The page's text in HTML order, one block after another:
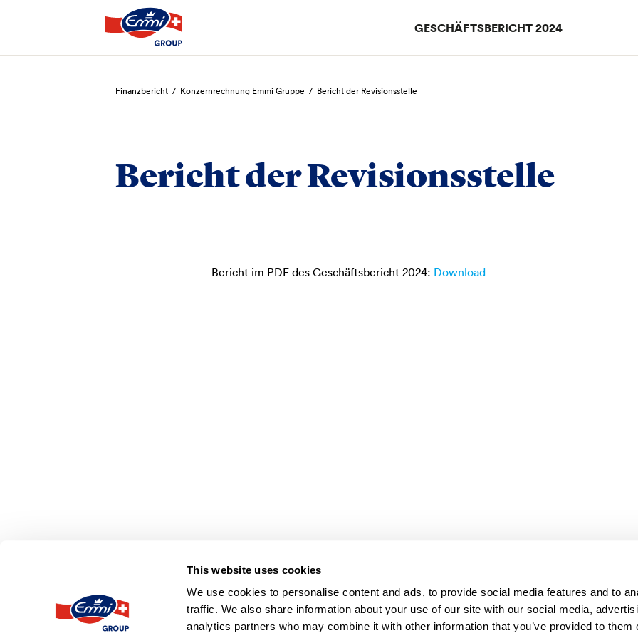
This website uses cookies
We use cookies to personalise content and ads, to provide social media features and to
traffic. We also share information about your use of our site with our social media,
analytics partners who may combine it with other information that you’ve provided to them
GESCHÄFTSBERICHT 2024
Finanzbericht / Konzernrechnung Emmi Gruppe / Bericht der Revisionsstelle
Bericht der Revisionsstelle
Bericht im PDF des Geschäftsbericht 2024: Download
Erläuterungen zur Konzernrechnung